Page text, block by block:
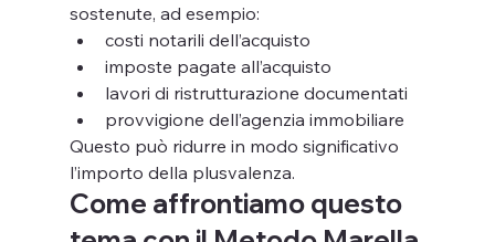
sostenute, ad esempio:
costi notarili dell’acquisto
imposte pagate all’acquisto
lavori di ristrutturazione documentati
provvigione dell’agenzia immobiliare
Questo può ridurre in modo significativo
l’importo della plusvalenza.
Come affrontiamo questo